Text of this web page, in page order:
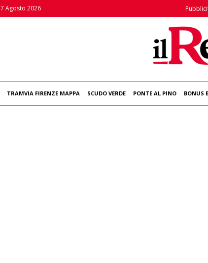
Agosto 2026
TRAMVIA FIRENZE MAPPA SCUDO VERDE PONTE AL PINO BONUS